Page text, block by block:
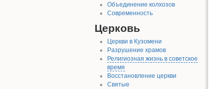
Объединение колхозов
Современность
Церковь
Церкви в Кузомени
Разрушение храмов
Религиозная жизнь в советское
время
Восстановление церкви
Святые